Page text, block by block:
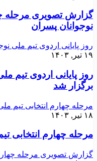
گزارش تصویری مرحله
نوجوانان پسران
روز پایانی اردوی تیم ملی
۱۹ تیر, ۱۴۰۳
روز پایانی اردوی تیم
برگزار شد
مرحله چهارم انتخابی تیم
۱۸ تیر, ۱۴۰۳
مرحله چهارم انتخابی
گزارش تصویری مرحله چهارم